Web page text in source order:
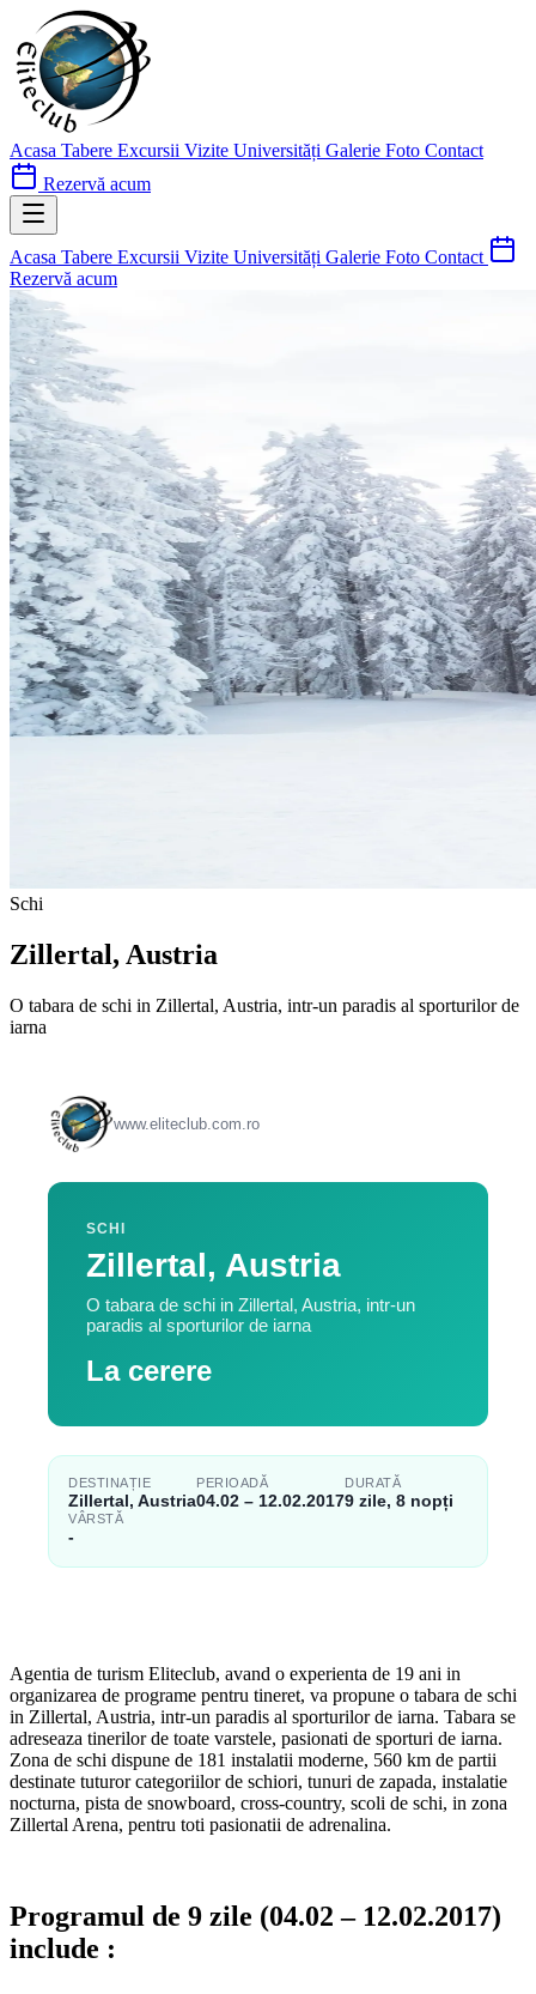
Acasa Tabere Excursii Vizite Universități Galerie Foto Contact
Rezervă acum
Acasa Tabere Excursii Vizite Universități Galerie Foto Contact
Rezervă acum
Schi
Zillertal, Austria
O tabara de schi in Zillertal, Austria, intr-un paradis al sporturilor de
iarna
www.eliteclub.com.ro
SCHI
Zillertal, Austria
O tabara de schi in Zillertal, Austria, intr-un
paradis al sporturilor de iarna
La cerere
DESTINAȚIE
Zillertal, Austria
PERIOADĂ
04.02 – 12.02.2017
DURATĂ
9 zile, 8 nopți
VÂRSTĂ
-
Agentia de turism Eliteclub, avand o experienta de 19 ani in
organizarea de programe pentru tineret, va propune o tabara de schi
in Zillertal, Austria, intr-un paradis al sporturilor de iarna. Tabara se
adreseaza tinerilor de toate varstele, pasionati de sporturi de iarna.
Zona de schi dispune de 181 instalatii moderne, 560 km de partii
destinate tuturor categoriilor de schiori, tunuri de zapada, instalatie
nocturna, pista de snowboard, cross-country, scoli de schi, in zona
Zillertal Arena, pentru toti pasionatii de adrenalina.
Programul de 9 zile (04.02 – 12.02.2017)
include :